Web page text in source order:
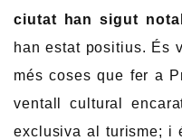
ciutat han sigut
han estat positius. És
més coses que fer a
ventall cultural
exclusiva al turisme; i